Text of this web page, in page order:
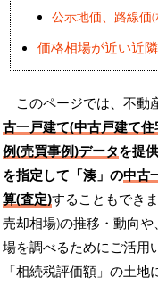
公示地価、路線価
価格相場が近い近
このページでは、不動
古一戸建て(中古戸建て
例(売買事例)データを提供
を指定して「湊」の中古
算(査定)することもでき
売却相場)の推移・動向
場を調べるためにご活用
「相続税評価額」の土地